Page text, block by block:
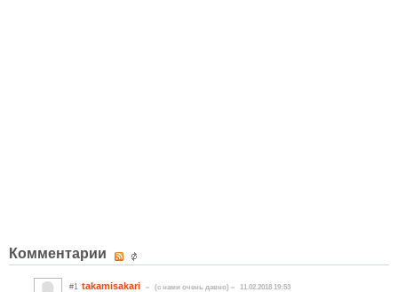
Комментарии
#1 takamisakari (c нами очень давно) 11.02.2018 19:53